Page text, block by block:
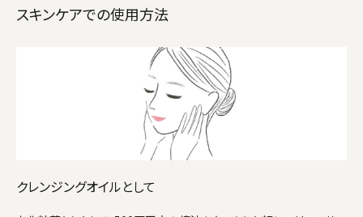
スキンケアでの使用方法
クレンジングオイルとして